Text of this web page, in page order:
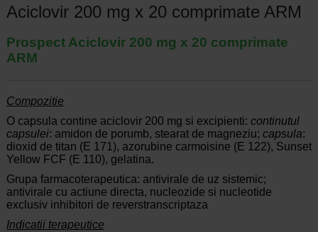
Aciclovir 200 mg x 20 comprimate ARM
Prospect Aciclovir 200 mg x 20 comprimate
ARM
Compozitie
O capsula contine aciclovir 200 mg si excipienti: continutul
capsulei: amidon de porumb, stearat de magneziu; capsula:
dioxid de titan (E 171), azorubine carmoisine (E 122), Sunset
Yellow FCF (E 110), gelatina.
Grupa farmacoterapeutica: antivirale de uz sistemic;
antivirale cu actiune directa, nucleozide si nucleotide
exclusiv inhibitori de reverstranscriptaza
Indicatii terapeutice